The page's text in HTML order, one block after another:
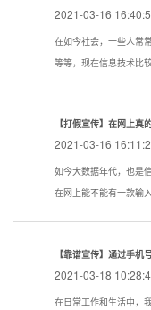
2021-03-16
在如今社会，一些人常
等等，现在信息技术比
【打假宣传】在网上
2021-03-16
如今大数据年代，也是
在网上能不能有一款输
【靠谱宣传】通过手机
2021-03-18
在日常工作和生活中，